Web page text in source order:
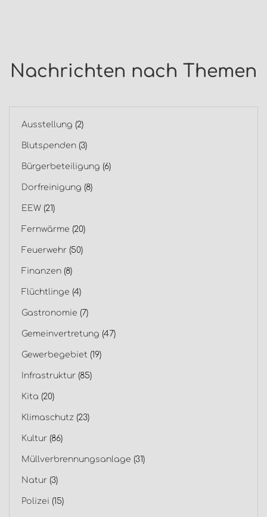
Nachrichten nach Themen
Ausstellung (2)
Blutspenden (3)
Bürgerbeteiligung (6)
Dorfreinigung (8)
EEW (21)
Fernwärme (20)
Feuerwehr (50)
Finanzen (8)
Flüchtlinge (4)
Gastronomie (7)
Gemeinvertretung (47)
Gewerbegebiet (19)
Infrastruktur (85)
Kita (20)
Klimaschutz (23)
Kultur (86)
Müllverbrennungsanlage (31)
Natur (3)
Polizei (15)